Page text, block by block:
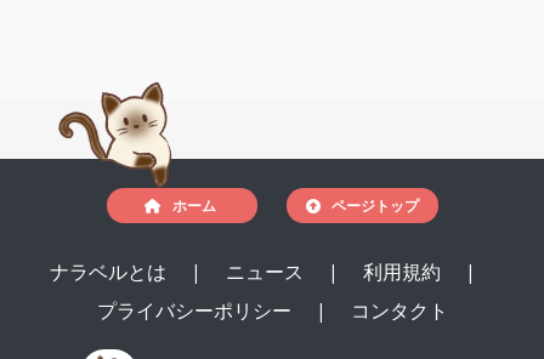
ホーム ページトップ
ナラベルとは | ニュース | 利用規約
|
プライバシーポリシー
| コンタクト